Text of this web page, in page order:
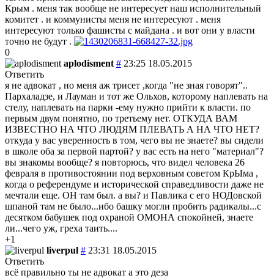
Крым . меня так вообще не интересует наш исполнительный
комитет . и коммунисты меня не интересуют . меня
интересуют только фашисты с майдана . и вот они у власти
точно не будут .
0
aplodisment # 23:25 18.05.2015
Ответить
я не адвокат , но меня аж трисет ,когда "не зная говорят"..
Пархаладзе, и Лауман и тот же Ольхов, которому наплевать на
стелу, наплевать на парки -ему нужно прийти к власти. по
первым двум понятно, по третьему нет. ОТКУДА ВАМ
ИЗВЕСТНО НА ЧТО ЛЮДЯМ ПЛЕВАТЬ А НА ЧТО НЕТ?
откуда у вас уверенность в том, чего вы не знаете? вы сидели
в школе оба за первой партой? у вас есть на него "материал"?
вы знакомы вообще? я повторюсь, что видел человека 26
февраля в противостоянии под верховным советом КрЫма ,
когда о референдуме и исторической справедливости даже не
мечтали еще. ОН там был. а вы? и Павлика с его НОДовской
шпаной там не было...ибо башку могли пробить радикалы...с
десятком бабушек под охраной ОМОНА спокойней, знаете
ли...чего уж, греха таить....
+1
liverpul # 23:31 18.05.2015
Ответить
всё правильно ты не адвокат а это деза